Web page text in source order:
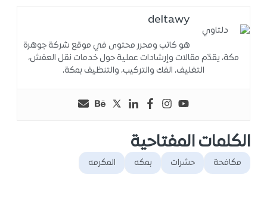
deltawy
هو كاتب ومحرر محتوى في موقع شركة جوهرة
مكة، يقدّم مقالات وإرشادات عملية حول خدمات نقل العفش،
التغليف، الفك والتركيب، والتنظيف بمكة،
الكلمات المفتاحية
مكافحة حشرات بمكه المكرمه